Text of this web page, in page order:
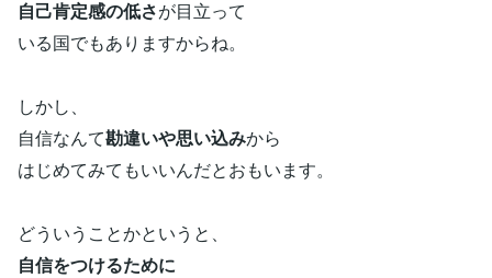
自己肯定感の低さが目立って
いる国でもありますからね。
しかし、
自信なんて勘違いや思い込みから
はじめてみてもいいんだとおもいます。
どういうことかというと、
自信をつけるために